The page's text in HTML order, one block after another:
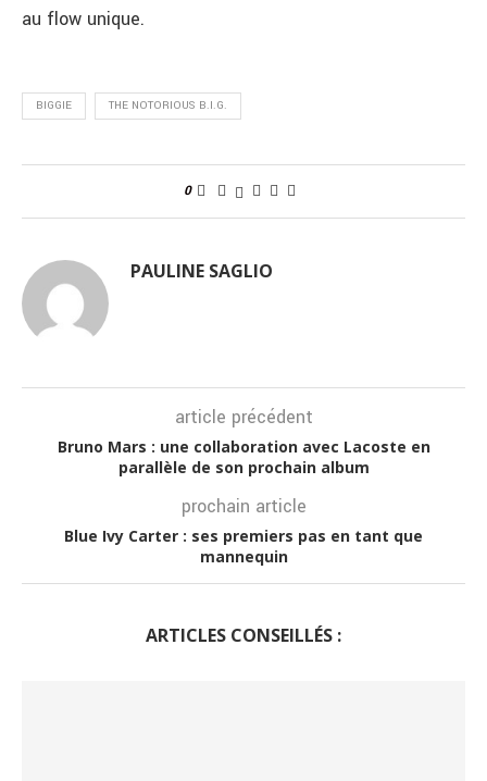
au flow unique.
BIGGIE THE NOTORIOUS B.I.G.
0
PAULINE SAGLIO
article précédent
Bruno Mars : une collaboration avec Lacoste en
parallèle de son prochain album
prochain article
Blue Ivy Carter : ses premiers pas en tant que
mannequin
ARTICLES CONSEILLÉS :